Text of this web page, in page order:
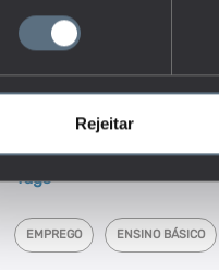
Rejeitar
Descrição:
O indicador representa a
Este é um dos
De que forma a
depende do nível de
Tags
EMPREGO ENSINO BÁSICO